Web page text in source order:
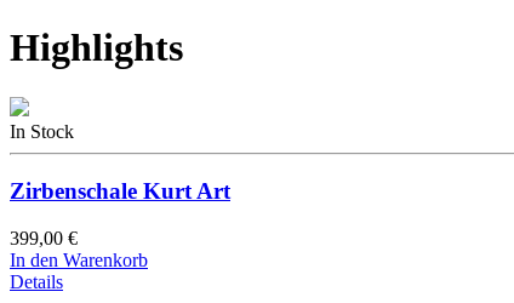
Highlights
In Stock
Zirbenschale Kurt Art
399,00 €
In den Warenkorb
Details